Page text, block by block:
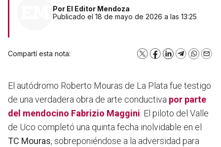
Por El Editor Mendoza
Publicado el 18 de mayo de 2026 a las 13:25
Compartí esta nota: X Facebook
LinkedInTelegram
El autódromo Roberto Mouras de La Plata fue testigo
de una verdadera obra de arte conductiva por parte
del mendocino Fabrizio Maggini . El piloto del Valle
de Uco completó una quinta fecha inolvidable en el
TC Mouras, sobreponiéndose a la adversidad para